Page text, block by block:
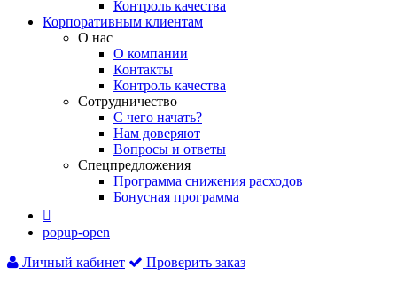
Контроль качества
Корпоративным клиентам
О нас
О компании
Контакты
Контроль качества
Сотрудничество
С чего начать?
Нам доверяют
Вопросы и ответы
Спецпредложения
Программа снижения расходов
Бонусная программа

popup-open
Личный кабинет
Проверить заказ